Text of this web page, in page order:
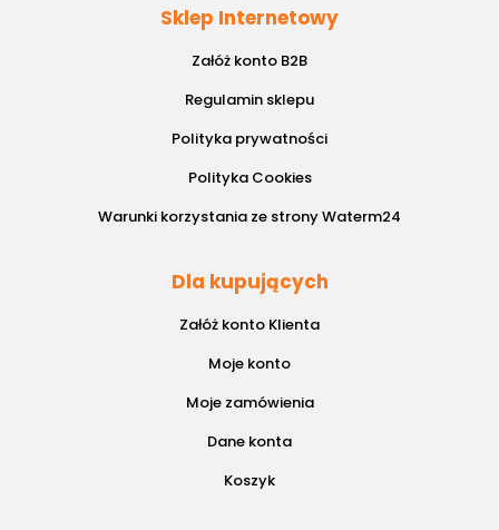
Sklep Internetowy
Załóż konto B2B
Regulamin sklepu
Polityka prywatności
Polityka Cookies
Warunki korzystania ze strony Waterm24
Dla kupujących
Załóż konto Klienta
Moje konto
Moje zamówienia
Dane konta
Koszyk